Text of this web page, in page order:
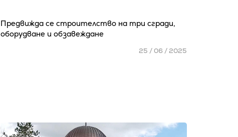
Предвижда се строителство на три сгради,
оборудване и обзавеждане
25 / 06 / 2025